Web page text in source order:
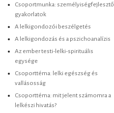
Csoportmunka: személyiségfejlesztő
gyakorlatok
A lelkigondozói beszélgetés
A lelkigondozás és a pszichoanalízis
Az ember testi-lelki-spirituális
egysége
Csoporttéma: lelki egészség és
vallásosság
Csoporttéma: mit jelent számomra a
lelkészi hivatás?